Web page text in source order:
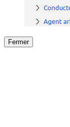
Fermer